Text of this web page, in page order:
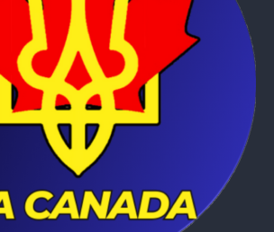
Main